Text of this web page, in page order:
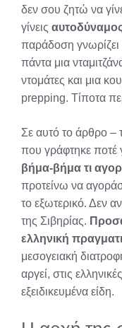
δεν σου ζητώ να
γίνεις
παράδοση
πάντα μια
ντομάτες και μια
prepping. Τίποτα
Σε αυτό το άρθρο –
που γράφτηκε ποτέ
βήμα-βήμα τι
προτείνω να
το εξωτερικό. Δεν
της Σιβηρίας.
ελληνική
μεσογειακή
αργεί, στις
εξειδικευμένα είδη.